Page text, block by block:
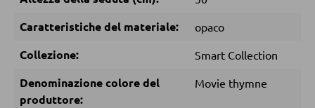
Sgabelli bassi
Pouf a sacco
Caratteristiche del materiale: opaco
Collezione: Smart Collection
Denominazione colore del
produttore:
Movie thymne